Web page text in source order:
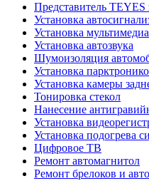
Представитель TEYES
Установка
Установка мультимедиа
Установка автозвука
Шумоизоляция
Установка
Установка камеры
Тонировка стекол
Нанесение
Установка
Установка подогрева
Цифровое ТВ
Ремонт автомагнитол
Ремонт брелоков и